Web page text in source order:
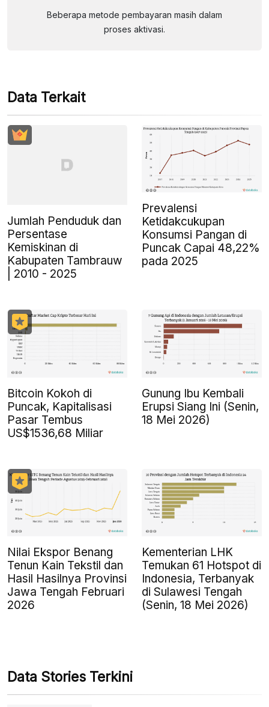
Beberapa metode pembayaran masih dalam
proses aktivasi.
Data Terkait
Jumlah Penduduk dan
Persentase
Kemiskinan di
Kabupaten Tambrauw
| 2010 - 2025
Prevalensi
Ketidakcukupan
Konsumsi Pangan di
Puncak Capai 48,22%
pada 2025
Bitcoin Kokoh di
Puncak, Kapitalisasi
Pasar Tembus
US$1536,68 Miliar
Gunung Ibu Kembali
Erupsi Siang Ini (Senin,
18 Mei 2026)
Nilai Ekspor Benang
Tenun Kain Tekstil dan
Hasil Hasilnya Provinsi
Jawa Tengah Februari
2026
Kementerian LHK
Temukan 61 Hotspot di
Indonesia, Terbanyak
di Sulawesi Tengah
(Senin, 18 Mei 2026)
Data Stories Terkini